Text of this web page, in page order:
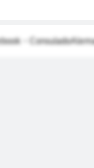
-